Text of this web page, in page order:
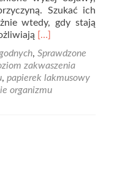
Szukać ich
wtedy, gdy stają
Read
about
Zakwaszenie
organizmu
–
[…]
, Sprawdzone
zakwaszenia
, papierek lakmusowy
organizmu